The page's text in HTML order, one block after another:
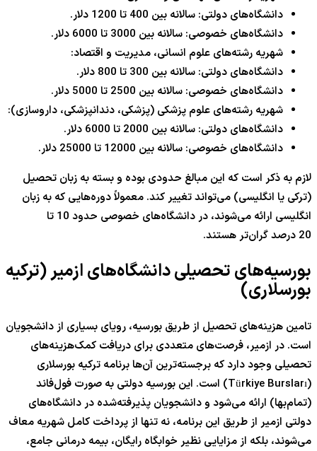
دانشگاه‌های دولتی: سالانه بین 400 تا 1200 دلار.
دانشگاه‌های خصوصی: سالانه بین 3000 تا 6000 دلار.
شهریه رشته‌های علوم انسانی، مدیریت و اقتصاد:
دانشگاه‌های دولتی: سالانه بین 300 تا 800 دلار.
دانشگاه‌های خصوصی: سالانه بین 2500 تا 5000 دلار.
شهریه رشته‌های علوم پزشکی (پزشکی، دندانپزشکی، داروسازی):
دانشگاه‌های دولتی: سالانه بین 2000 تا 6000 دلار.
دانشگاه‌های خصوصی: سالانه بین 12000 تا 25000 دلار.
لازم به ذکر است که این مبالغ حدودی بوده و بسته به زبان تحصیل
(ترکی یا انگلیسی) می‌تواند تغییر کند. معمولاً دوره‌هایی که به زبان
انگلیسی ارائه می‌شوند، در دانشگاه‌های خصوصی حدود 10 تا
20 درصد گران‌تر هستند.
بورسیه‌های تحصیلی دانشگاه‌های ازمیر (ترکیه
بورسلاری)
تامین هزینه‌های تحصیل از طریق بورسیه، رویای بسیاری از دانشجویان
است. در ازمیر، فرصت‌های متعددی برای دریافت کمک‌هزینه‌های
تحصیلی وجود دارد که برجسته‌ترین آن‌ها برنامه ترکیه بورسلاری
(Türkiye Bursları) است. این بورسیه دولتی به صورت فول‌فاند
(تمام‌بها) ارائه می‌شود و دانشجویان پذیرفته‌شده در دانشگاه‌های
دولتی ازمیر از طریق این برنامه، نه تنها از پرداخت کامل شهریه معاف
می‌شوند، بلکه از مزایایی نظیر خوابگاه رایگان، بیمه درمانی جامع،